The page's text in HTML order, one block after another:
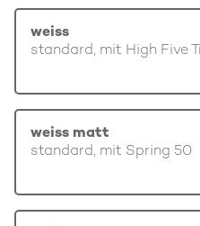
weiss
standard, mit High Five
weiss matt
standard, mit Spring 50